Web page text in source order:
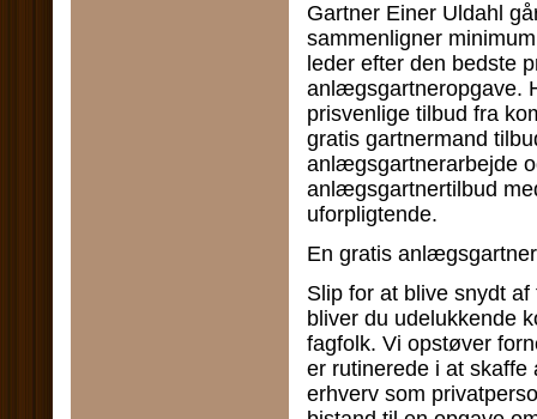
Gartner Einer Uldahl
sammenligner
leder efter den bedste
anlægsgartneropgave.
prisvenlige tilbud fra
gratis gartnermand
anlægsgartnerarbejde
anlægsgartnertilbud
uforpligtende.
En gratis
Slip for at blive snydt
bliver du udelukkende
fagfolk. Vi opstøver
er rutinerede i at
erhverv som